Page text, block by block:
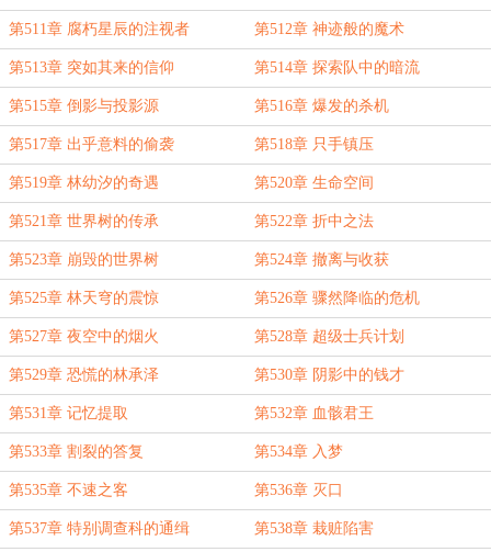
第511章 腐朽星辰的注视者 第512章 神迹般的魔术
第513章 突如其来的信仰 第514章 探索队中的暗流
第515章 倒影与投影源 第516章 爆发的杀机
第517章 出乎意料的偷袭 第518章 只手镇压
第519章 林幼汐的奇遇 第520章 生命空间
第521章 世界树的传承 第522章 折中之法
第523章 崩毁的世界树 第524章 撤离与收获
第525章 林天穹的震惊 第526章 骤然降临的危机
第527章 夜空中的烟火 第528章 超级士兵计划
第529章 恐慌的林承泽 第530章 阴影中的钱才
第531章 记忆提取 第532章 血骸君王
第533章 割裂的答复 第534章 入梦
第535章 不速之客 第536章 灭口
第537章 特别调查科的通缉 第538章 栽赃陷害